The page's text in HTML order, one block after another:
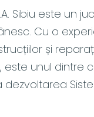
Sibiu este un
Cu o
și
este unul dintre